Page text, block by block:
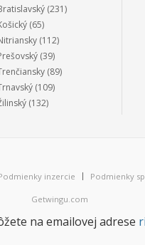
(231)
(65)
(112)
(39)
(89)
(109)
(132)
inzercie Podmienky
Getwingu.com
na emailovej adrese